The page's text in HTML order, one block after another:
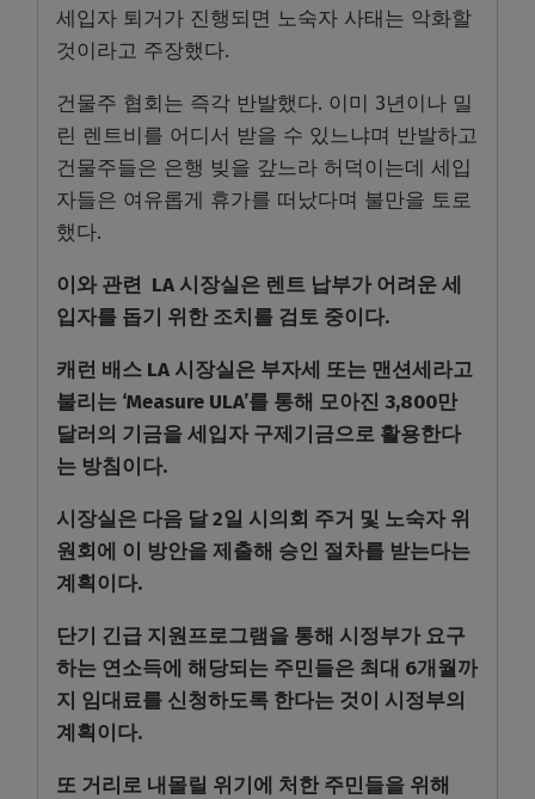
세입자 퇴거가 진행되면 노숙자 사태는 악화할
것이라고 주장했다.
건물주 협회는 즉각 반발했다. 이미 3년이나 밀
린 렌트비를 어디서 받을 수 있느냐며 반발하고
건물주들은 은행 빚을 갚느라 허덕이는데 세입
자들은 여유롭게 휴가를 떠났다며 불만을 토로
했다.
이와 관련 LA 시장실은 렌트 납부가 어려운 세
입자를 돕기 위한 조치를 검토 중이다.
캐런 배스 LA시장실은 부자세 또는 맨션세라고
불리는 ‘Measure ULA’를 통해 모아진 3,800만
달러의 기금을 세입자 구제기금으로 활용한다
는 방침이다.
시장실은 다음 달 2일 시의회 주거 및 노숙자 위
원회에 이 방안을 제출해 승인 절차를 받는다는
계획이다.
단기 긴급 지원프로그램을 통해 시정부가 요구
하는 연소득에 해당되는 주민들은 최대 6개월까
지 임대료를 신청하도록 한다는 것이 시정부의
계획이다.
또 거리로 내몰릴 위기에 처한 주민들을 위해